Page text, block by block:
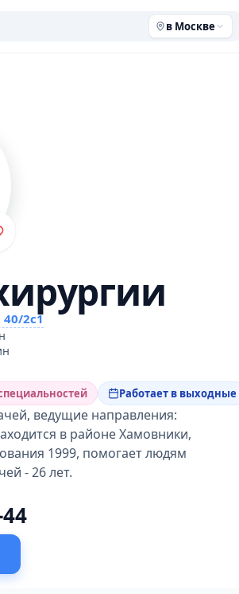
в Москве
2с1
Работает в выходные
ведущие направления:
в районе Хамовники,
1999, помогает людям
- 26 лет.